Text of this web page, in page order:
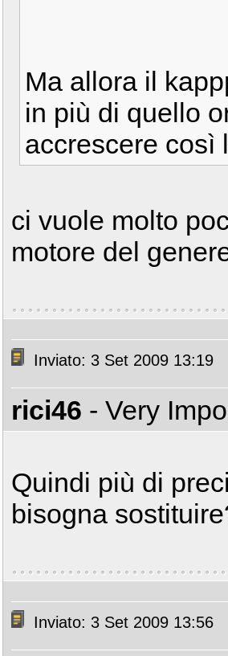
Ma allora il
in più di quello
accrescere così
ci vuole molto
motore del
Inviato: 3 Set 2009 13:19
rici46 - Very
Quindi più di
bisogna
Inviato: 3 Set 2009 13:56